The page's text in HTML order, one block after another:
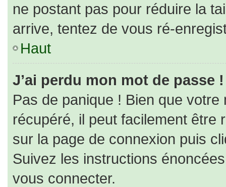
ne postant pas pour réduire la
arrive, tentez de vous ré-
Haut
J’ai perdu mon mot de passe !
Pas de panique ! Bien que
récupéré, il peut facilement être
sur la page de connexion puis
Suivez les instructions
vous connecter.